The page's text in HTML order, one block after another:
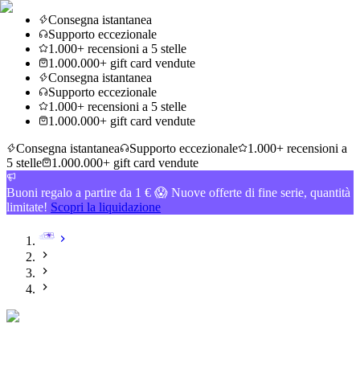
Consegna istantanea
Supporto eccezionale
1.000+ recensioni a 5 stelle
1.000.000+ gift card vendute
Consegna istantanea
Supporto eccezionale
1.000+ recensioni a 5 stelle
1.000.000+ gift card vendute
Consegna istantanea
Supporto eccezionale
1.000+ recensioni a
5 stelle
1.000.000+ gift card vendute
Buoni regalo a partire da 1 € 😱 Nuove offerte di fine serie, quantità
limitate! Scopri la liquidazione